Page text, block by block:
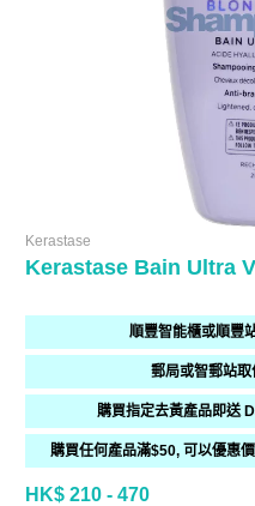
Kerastase
Kerastase Bain Ultra
順豐智能櫃或順豐
郵局或智郵站
購買指定去黃產品即送
購買任何產品滿$50, 可以優惠
HK$ 210 - 470